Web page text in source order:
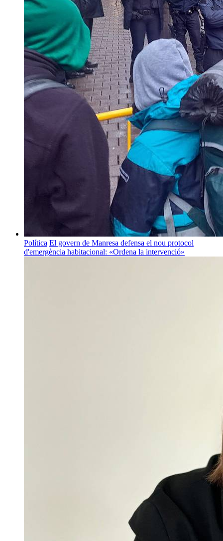
Política El govern de Manresa defensa el nou protocol
d'emergència habitacional: «Ordena la intervenció»